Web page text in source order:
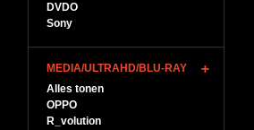
DVDO
Sony
MEDIA/ULTRAHD/BLU-RAY
Alles tonen
OPPO
R_volution